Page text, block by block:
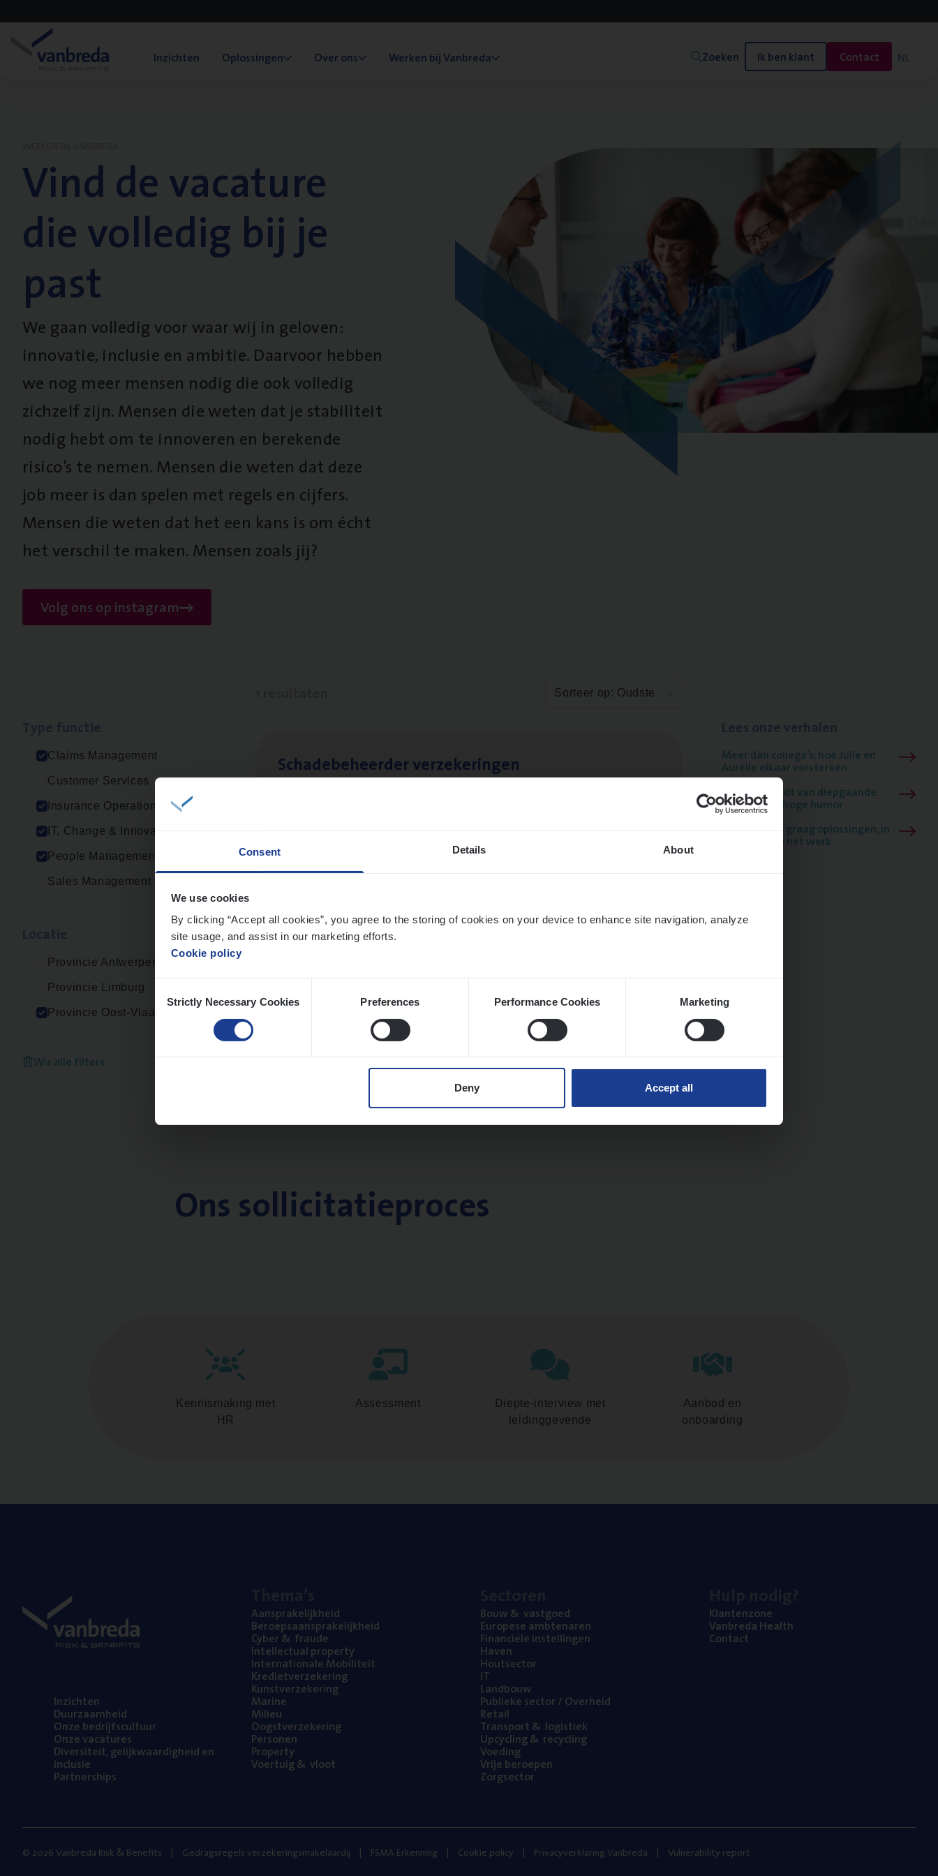
Consent Details About
We use cookies
By clicking “Accept all cookies”, you agree to the storing of cookies on your device to enhance site navigation, analyze
site usage, and assist in our marketing efforts.
Cookie policy
Selection
Strictly Necessary Cookies Preferences Performance Cookies Marketing
Deny Accept all
Inzichten Oplossingen Over ons Werken bij Vanbreda Zoeken Ik ben klant Contact NL
Vind de vacature
die volledig bij je
past
We gaan volledig voor waar wij in geloven:
innovatie, inclusie en ambitie. Daarvoor hebben
we nog meer mensen nodig die ook volledig
zichzelf zijn. Mensen die weten dat je stabiliteit
nodig hebt om te innoveren en berekende
risico’s te nemen. Mensen die weten dat deze
job meer is dan spelen met regels en cijfers.
Mensen die weten dat het een kans is om écht
het verschil te maken. Mensen zoals jij?
Volg ons op instagram
Claims Management
Customer Services
Insurance Operations
IT, Change & Innovation
People Management
Sales Management
Provincie Antwerpen
Provincie Limburg
Provincie Oost-Vlaanderen
Wis alle filters
Sorteer op: Oudste
Scha­de­be­heer­der verzekeringen Meer dan collega’s: hoe Julie en
Aurélie elkaar versterken
Mathias houdt van diepgaande
dossiers én droge humor
Thalia zoekt graag oplossingen, in
games én op het werk
Ons sollicitatieproces
Kennismaking met
HR
Assessment
Diepte-interview met
leidinggevende
Aanbod en
onboarding
Inzich­ten
Duur­zaam­heid
Onze bedrijfs­cul­tuur
Onze vaca­tu­res
Diver­si­teit, gelijk­waar­dig­heid en
inclusie
Part­ner­ships
Aan­spra­ke­lijk­heid
Beroeps­aan­spra­ke­lijk­heid
Cyber& fraude
Intel­lec­tu­al property
Inter­na­ti­o­na­le Mobiliteit
Kre­diet­ver­ze­ke­ring
Kunst­ver­ze­ke­ring
Mari­ne
Mili­eu
Oogst­ver­ze­ke­ring
Per­so­nen
Pro­per­ty
Voer­tuig& vloot
Bouw& vastgoed
Euro­pe­se ambtenaren
Finan­ci­ë­le instellingen
Haven
Hout­sec­tor
IT
Land­bouw
Publie­ke sec­tor / Overheid
Retail
Trans­port& logistiek
Upcy­cling& recycling
Voe­ding
Vrije beroe­pen
Zorg­sec­tor
Klan­ten­zo­ne
Van­b­re­da Health
Con­tact
© 2026 Vanbreda Risk & Benefits Gedragsregels verzekeringsmakelaardij FSMA Erkenning Cookie policy Privacyverklaring Vanbreda Vulnerability report